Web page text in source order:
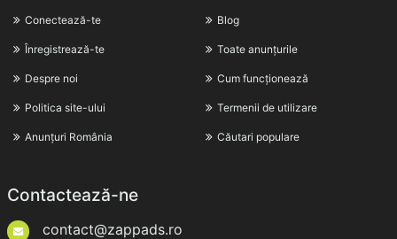
Conectează-te
Înregistrează-te
Despre noi
Politica site-ului
Anunțuri România
Blog
Toate anunțurile
Cum funcționează
Termenii de utilizare
Căutari populare
Contactează-ne
contact@zappads.ro